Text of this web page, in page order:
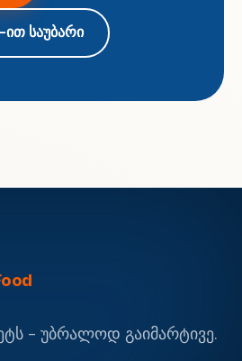
საუბარი
- უბრალოდ გაიმარტივე.